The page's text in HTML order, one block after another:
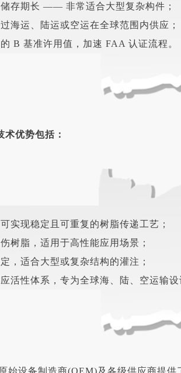
存期长 —— 非常适合大型复杂构件；
海运、陆运或空运在全球范围内供应；
B 基准许用值，加速 FAA 认证流程。
优势包括：
实现稳定且可重复的树脂传递工艺；
树脂，适用于高性能应用场景；
，适合大型或复杂结构的灌注；
活性体系，专为全球海、陆、空运输设